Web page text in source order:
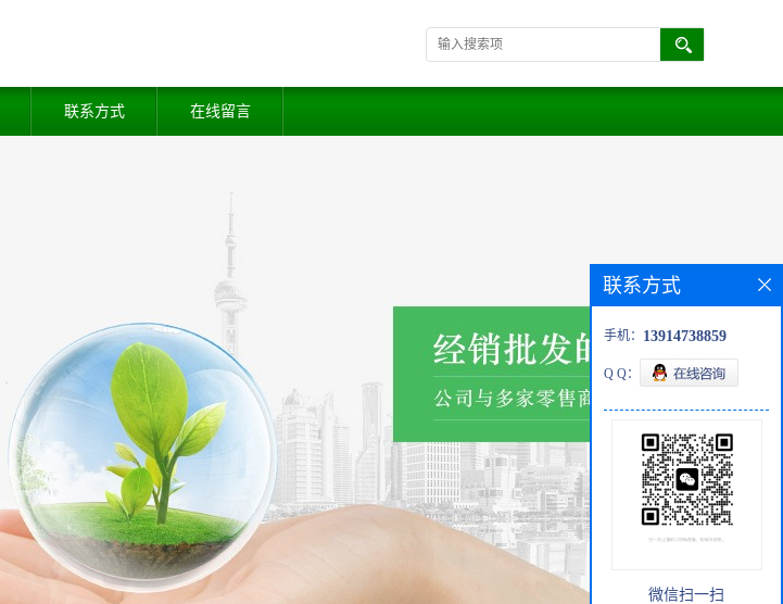
联系方式 在线留言
联系方式
手机： 13914738859
Q Q：
微信扫一扫